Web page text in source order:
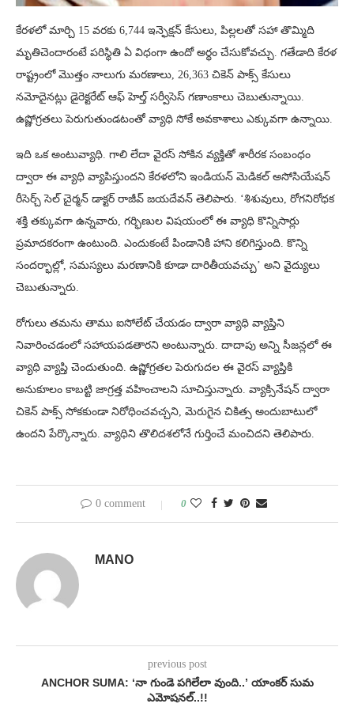
కేరళలో మార్చి 15 వరకు 6,744 ఇన్ఫెక్షన్ కేసులు, పిల్లలతో సహా తొమ్మిది
మృతిచెందారంటే పరిస్థితి ఏ విధంగా ఉందో అర్థం చేసుకోవచ్చు. గతేడాది కేరళ
రాష్ట్రంలో మొత్తం నాలుగు మరణాలు, 26,363 చికెన్ పాక్స్ కేసులు
నమోదైనట్లు డైరెక్టరేట్ ఆఫ్ హెల్త్ సర్వీసెస్ గణాంకాలు చెబుతున్నాయి.
ఉష్ణోగ్రతలు పెరుగుతుండటంతో వ్యాధి సోకే అవకాశాలు ఎక్కువగా ఉన్నాయి.
ఇది ఒక అంటువ్యాధి. గాలి లేదా వైరస్ సోకిన వ్యక్తితో శారీరక సంబంధం
ద్వారా ఈ వ్యాధి వ్యాపిస్తుందని కేరళలోని ఇండియన్ మెడికల్ అసోసియేషన్
రీసెర్చ్ సెల్ చైర్మన్ డాక్టర్ రాజీవ్ జయదేవన్ తెలిపారు. ‘శిశువులు, రోగనిరోధక
శక్తి తక్కువగా ఉన్నవారు, గర్భిణుల విషయంలో ఈ వ్యాధి కొన్నిసార్లు
ప్రమాదకరంగా ఉంటుంది. ఎందుకంటే పిండానికి హాని కలిగిస్తుంది. కొన్ని
సందర్భాల్లో, సమస్యలు మరణానికి కూడా దారితీయవచ్చు’ అని వైద్యులు
చెబుతున్నారు.
రోగులు తమను తాము ఐసోలేట్ చేయడం ద్వారా వ్యాధి వ్యాప్తిని
నివారించడంలో సహాయపడతారని అంటున్నారు. దాదాపు అన్ని సీజన్లలో ఈ
వ్యాధి వ్యాప్తి చెందుతుంది. ఉష్ణోగ్రతల పెరుగుదల ఈ వైరస్‌ వ్యాప్తికి
అనుకూలం కాబట్టి జాగ్రత్త వహించాలని సూచిస్తున్నారు. వ్యాక్సినేషన్ ద్వారా
చికెన్ పాక్స్ సోకకుండా నిరోధించవచ్చని, మెరుగైన చికిత్స అందుబాటులో
ఉందని పేర్కొన్నారు. వ్యాధిని తొలిదశలోనే గుర్తించే మంచిదని తెలిపారు.
0 comment 0
MANO
previous post
ANCHOR SUMA: ‘నా గుండె పగిలేలా వుంది..’ యాంకర్ సుమ
ఎమోషనల్..!!